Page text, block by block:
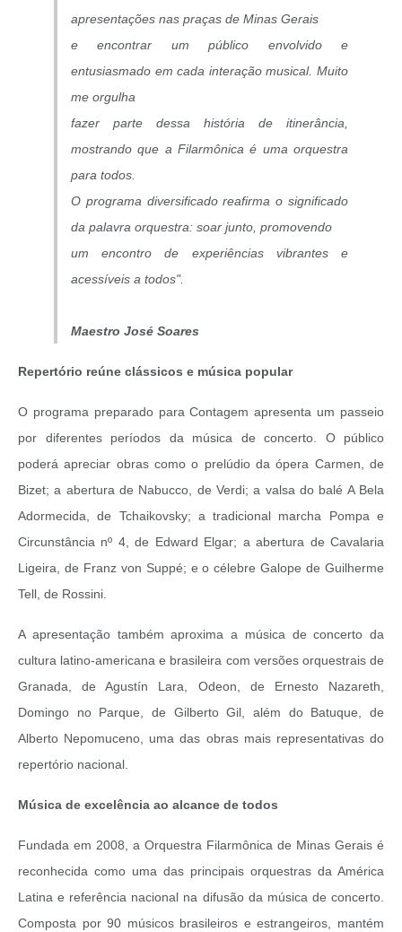
apresentações nas praças de Minas Gerais
e encontrar um público envolvido e
entusiasmado em cada interação musical. Muito
me orgulha
fazer parte dessa história de itinerância,
mostrando que a Filarmônica é uma orquestra
para todos.
O programa diversificado reafirma o significado
da palavra orquestra: soar junto, promovendo
um encontro de experiências vibrantes e
acessíveis a todos".
Maestro José Soares
Repertório reúne clássicos e música popular
O programa preparado para Contagem apresenta um passeio
por diferentes períodos da música de concerto. O público
poderá apreciar obras como o prelúdio da ópera Carmen, de
Bizet; a abertura de Nabucco, de Verdi; a valsa do balé A Bela
Adormecida, de Tchaikovsky; a tradicional marcha Pompa e
Circunstância nº 4, de Edward Elgar; a abertura de Cavalaria
Ligeira, de Franz von Suppé; e o célebre Galope de Guilherme
Tell, de Rossini.
A apresentação também aproxima a música de concerto da
cultura latino-americana e brasileira com versões orquestrais de
Granada, de Agustín Lara, Odeon, de Ernesto Nazareth,
Domingo no Parque, de Gilberto Gil, além do Batuque, de
Alberto Nepomuceno, uma das obras mais representativas do
repertório nacional.
Música de excelência ao alcance de todos
Fundada em 2008, a Orquestra Filarmônica de Minas Gerais é
reconhecida como uma das principais orquestras da América
Latina e referência nacional na difusão da música de concerto.
Composta por 90 músicos brasileiros e estrangeiros, mantém